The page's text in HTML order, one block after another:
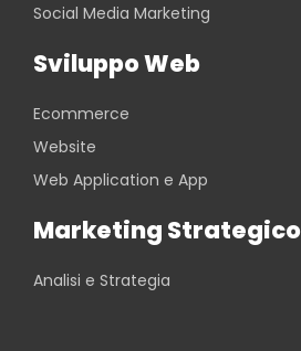
Social Media Marketing
Sviluppo Web
Ecommerce
Website
Web Application e App
Marketing Strategico
Analisi e Strategia